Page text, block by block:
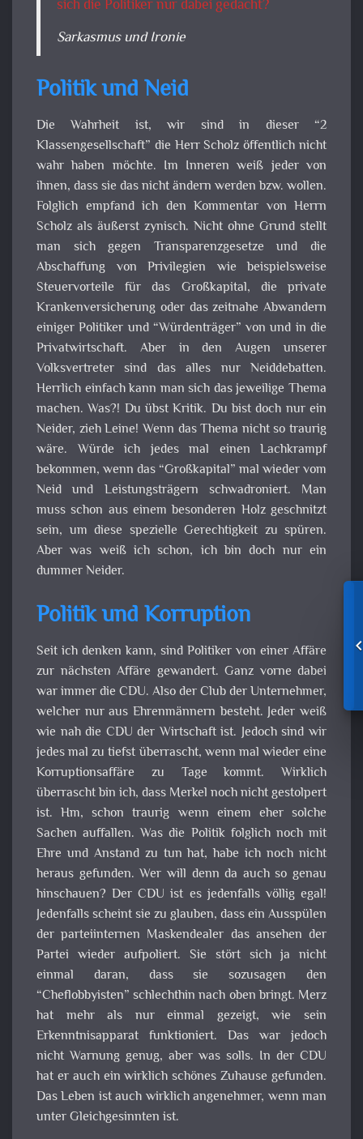
sich die Politiker nur dabei gedacht?
Sarkasmus und Ironie
Politik und Neid
Die Wahrheit ist, wir sind in dieser “2
Klassengesellschaft” die Herr Scholz öffentlich nicht
wahr haben möchte. Im Inneren weiß jeder von
ihnen, dass sie das nicht ändern werden bzw. wollen.
Folglich empfand ich den Kommentar von Herrn
Scholz als äußerst zynisch. Nicht ohne Grund stellt
man sich gegen Transparenzgesetze und die
Abschaffung von Privilegien wie beispielsweise
Steuervorteile für das Großkapital, die private
Krankenversicherung oder das zeitnahe Abwandern
einiger Politiker und “Würdenträger” von und in die
Privatwirtschaft. Aber in den Augen unserer
Volksvertreter sind das alles nur Neiddebatten.
Herrlich einfach kann man sich das jeweilige Thema
machen. Was?! Du übst Kritik. Du bist doch nur ein
Neider, zieh Leine! Wenn das Thema nicht so traurig
wäre. Würde ich jedes mal einen Lachkrampf
bekommen, wenn das “Großkapital” mal wieder vom
Neid und Leistungsträgern schwadroniert. Man
muss schon aus einem besonderen Holz geschnitzt
sein, um diese spezielle Gerechtigkeit zu spüren.
Aber was weiß ich schon, ich bin doch nur ein
dummer Neider.
Politik und Korruption
Seit ich denken kann, sind Politiker von einer Affäre
zur nächsten Affäre gewandert. Ganz vorne dabei
war immer die CDU. Also der Club der Unternehmer,
welcher nur aus Ehrenmännern besteht. Jeder weiß
wie nah die CDU der Wirtschaft ist. Jedoch sind wir
jedes mal zu tiefst überrascht, wenn mal wieder eine
Korruptionsaffäre zu Tage kommt. Wirklich
überrascht bin ich, dass Merkel noch nicht gestolpert
ist. Hm, schon traurig wenn einem eher solche
Sachen auffallen. Was die Politik folglich noch mit
Ehre und Anstand zu tun hat, habe ich noch nicht
heraus gefunden. Wer will denn da auch so genau
hinschauen? Der CDU ist es jedenfalls völlig egal!
Jedenfalls scheint sie zu glauben, dass ein Ausspülen
der parteiinternen Maskendealer das ansehen der
Partei wieder aufpoliert. Sie stört sich ja nicht
einmal daran, dass sie sozusagen den
“Cheflobbyisten” schlechthin nach oben bringt. Merz
hat mehr als nur einmal gezeigt, wie sein
Erkenntnisapparat funktioniert. Das war jedoch
nicht Warnung genug, aber was solls. In der CDU
hat er auch ein wirklich schönes Zuhause gefunden.
Das Leben ist auch wirklich angenehmer, wenn man
unter Gleichgesinnten ist.